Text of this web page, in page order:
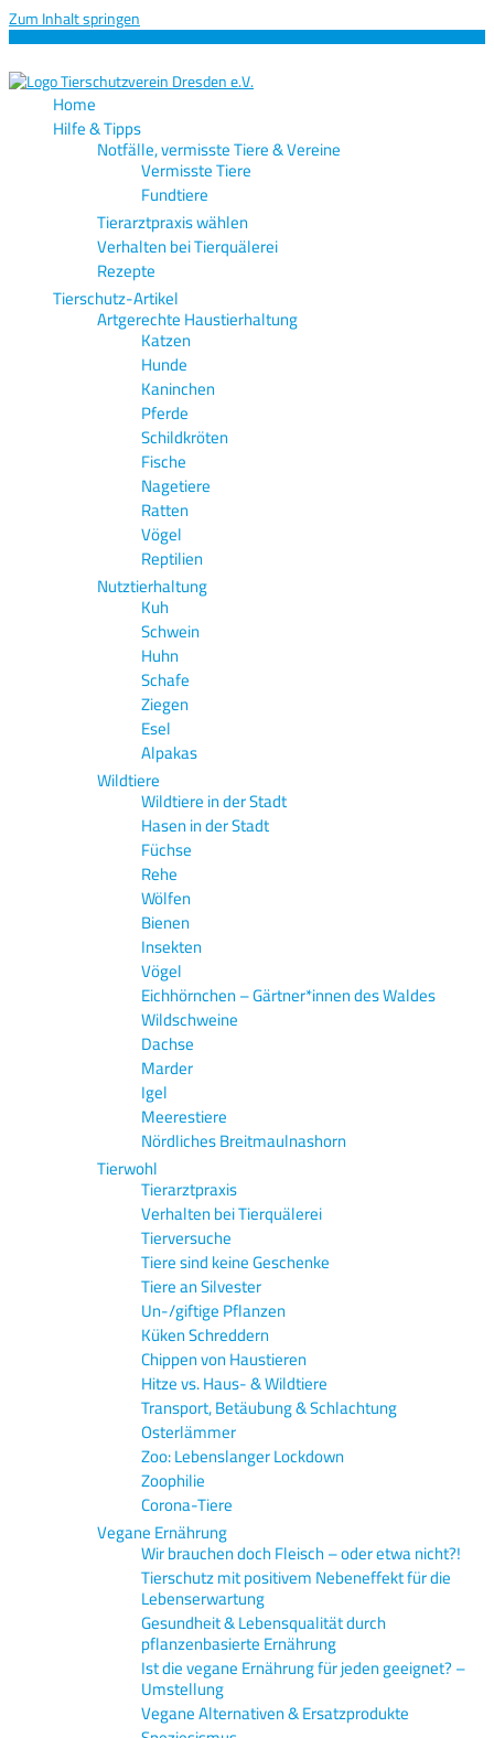
Zum Inhalt springen
Home
Hilfe & Tipps
Notfälle, vermisste Tiere & Vereine
Vermisste Tiere
Fundtiere
Tierarztpraxis wählen
Verhalten bei Tierquälerei
Rezepte
Tierschutz-Artikel
Artgerechte Haustierhaltung
Katzen
Hunde
Kaninchen
Pferde
Schildkröten
Fische
Nagetiere
Ratten
Vögel
Reptilien
Nutztierhaltung
Kuh
Schwein
Huhn
Schafe
Ziegen
Esel
Alpakas
Wildtiere
Wildtiere in der Stadt
Hasen in der Stadt
Füchse
Rehe
Wölfen
Bienen
Insekten
Vögel
Eichhörnchen – Gärtner*innen des Waldes
Wildschweine
Dachse
Marder
Igel
Meerestiere
Nördliches Breitmaulnashorn
Tierwohl
Tierarztpraxis
Verhalten bei Tierquälerei
Tierversuche
Tiere sind keine Geschenke
Tiere an Silvester
Un-/giftige Pflanzen
Küken Schreddern
Chippen von Haustieren
Hitze vs. Haus- & Wildtiere
Transport, Betäubung & Schlachtung
Osterlämmer
Zoo: Lebenslanger Lockdown
Zoophilie
Corona-Tiere
Vegane Ernährung
Wir brauchen doch Fleisch – oder etwa nicht?!
Tierschutz mit positivem Nebeneffekt für die
Lebenserwartung
Gesundheit & Lebensqualität durch
pflanzenbasierte Ernährung
Ist die vegane Ernährung für jeden geeignet? –
Umstellung
Vegane Alternativen & Ersatzprodukte